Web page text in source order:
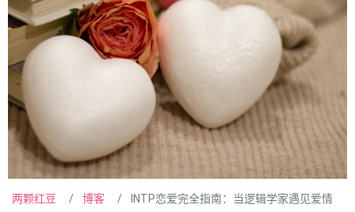
两颗红豆 博客 INTP恋爱完全指南：当逻辑学家遇见爱情